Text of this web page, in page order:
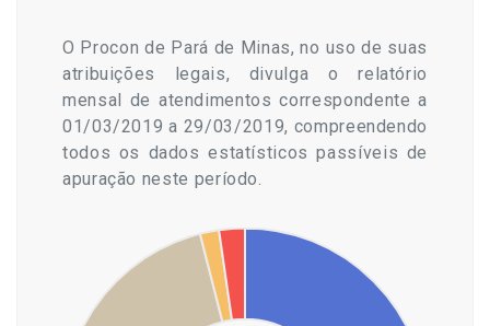
O Procon de Pará de Minas, no uso de suas
atribuições legais, divulga o relatório
mensal de atendimentos correspondente a
01/03/2019 a 29/03/2019, compreendendo
todos os dados estatísticos passíveis de
apuração neste período.